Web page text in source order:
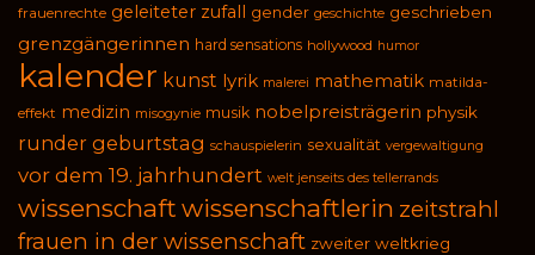
frauenrechte geleiteter zufall gender geschichte geschrieben
grenzgängerinnen hard sensations hollywood humor
kalender kunst lyrik malerei mathematik matilda-
effekt medizin misogynie musik nobelpreisträgerin physik
runder geburtstag schauspielerin sexualität vergewaltigung
vor dem 19. jahrhundert welt jenseits des tellerrands
wissenschaft wissenschaftlerin zeitstrahl
frauen in der wissenschaft zweiter weltkrieg